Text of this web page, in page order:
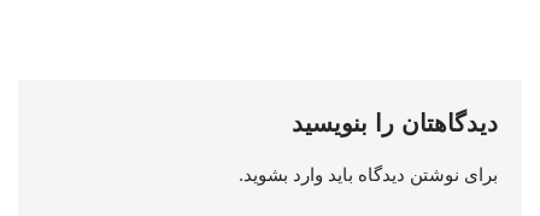
دیدگاهتان را بنویسید
برای نوشتن دیدگاه باید وارد بشوید.